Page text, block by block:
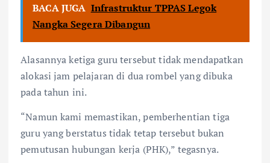
BACA JUGA Infrastruktur TPPAS Legok
Nangka Segera Dibangun
Alasannya ketiga guru tersebut tidak mendapatkan
alokasi jam pelajaran di dua rombel yang dibuka
pada tahun ini.
“Namun kami memastikan, pemberhentian tiga
guru yang berstatus tidak tetap tersebut bukan
pemutusan hubungan kerja (PHK),” tegasnya.